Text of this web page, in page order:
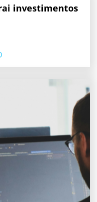
investimentos